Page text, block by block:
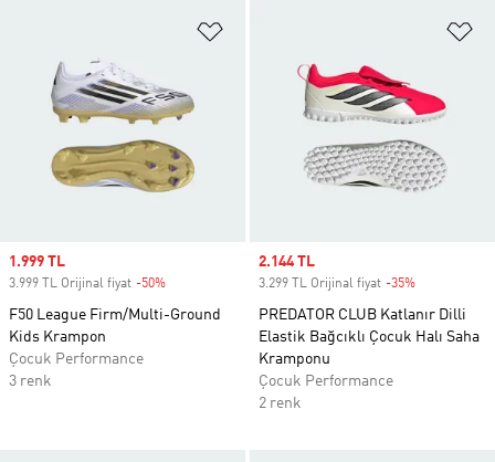
Sale price
1.999 TL
3.999 TL Orijinal fiyat -50%
F50 League Firm/Multi-Ground
Kids Krampon
Çocuk Performance
3 renk
Sale price
2.144 TL
3.299 TL Orijinal fiyat -35%
PREDATOR CLUB Katlanır Dilli
Elastik Bağcıklı Çocuk Halı Saha
Kramponu
Çocuk Performance
2 renk